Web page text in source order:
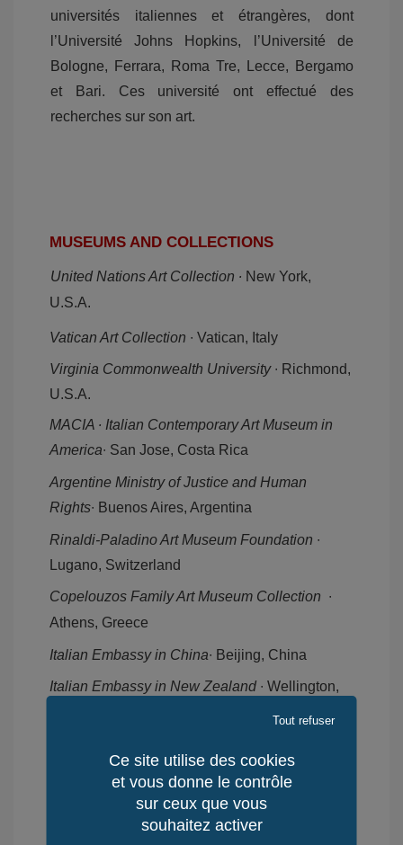
universités italiennes et étrangères, dont
l’Université Johns Hopkins, l’Université de
Bologne, Ferrara, Roma Tre, Lecce, Bergamo
et Bari. Ces université ont effectué des
recherches sur son art.
MUSEUMS AND COLLECTIONS
United Nations Art Collection ∙ New York,
U.S.A.
Vatican Art Collection ∙ Vatican, Italy
Virginia Commonwealth University∙ Richmond,
U.S.A.
MACIA ∙ Italian Contemporary Art Museum in
America∙ San Jose, Costa Rica
Argentine Ministry of Justice and Human
Rights∙ Buenos Aires, Argentina
Rinaldi-Paladino Art Museum Foundation ∙
Lugano, Switzerland
Copelouzos Family Art Museum Collection ∙
Athens, Greece
Italian Embassy in China∙ Beijing, China
Italian Embassy in New Zealand∙ Wellington,
the Republic ∙ Roma, Italy
Montecitorio Palace ∙ Italian Parliament ∙
Ce site utilise des cookies
et vous donne le contrôle
sur ceux que vous
souhaitez activer
Tout refuser